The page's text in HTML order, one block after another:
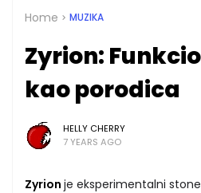
Home MUZIKA
Zyrion:
kao porodica
HELLY CHERRY
7 YEARS AGO
Zyrion je eksperimentalni